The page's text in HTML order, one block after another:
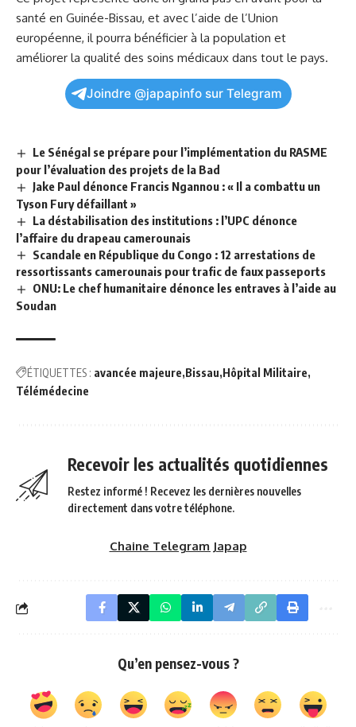
santé en Guinée-Bissau, ⁢et avec l’aide‌ de l’Union
européenne, il pourra bénéficier à la population et
améliorer la qualité des soins médicaux⁢ dans tout le pays.
Joindre @japapinfo sur Telegram
Le Sénégal se prépare pour l’implémentation du RASME
pour l’évaluation des projets de la Bad
Jake Paul dénonce Francis Ngannou : « Il a combattu un
Tyson Fury défaillant »
La déstabilisation des institutions : l’UPC dénonce
l’affaire du drapeau camerounais
Scandale en République du Congo : 12 arrestations de
ressortissants camerounais pour trafic de faux passeports
ONU: Le chef humanitaire dénonce les entraves à l’aide au
Soudan
ÉTIQUETTES : avancée majeure Bissau Hôpital Militaire
Télémédecine
Recevoir les actualités quotidiennes
Restez informé ! Recevez les dernières nouvelles
directement dans votre téléphone.
Chaine Telegram Japap
Qu’en pensez-vous ?